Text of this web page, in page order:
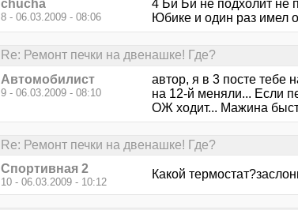
chucha
8 - 06.03.2009 - 08:06
4 Би Би не подхолит не
Юбике и один раз имел
Re: Ремонт печки на двенашке! Где?
Автомобилист
9 - 06.03.2009 - 08:10
автор, я в 3 посте тебе
на 12-й меняли... Если
ОЖ ходит... Мажина
Re: Ремонт печки на двенашке! Где?
Спортивная 2
10 - 06.03.2009 - 10:12
Какой